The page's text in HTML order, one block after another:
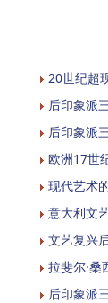
20世纪超
后印象派
后印象派
欧洲17世
现代艺术
意大利文
文艺复兴
拉斐尔·
后印象派